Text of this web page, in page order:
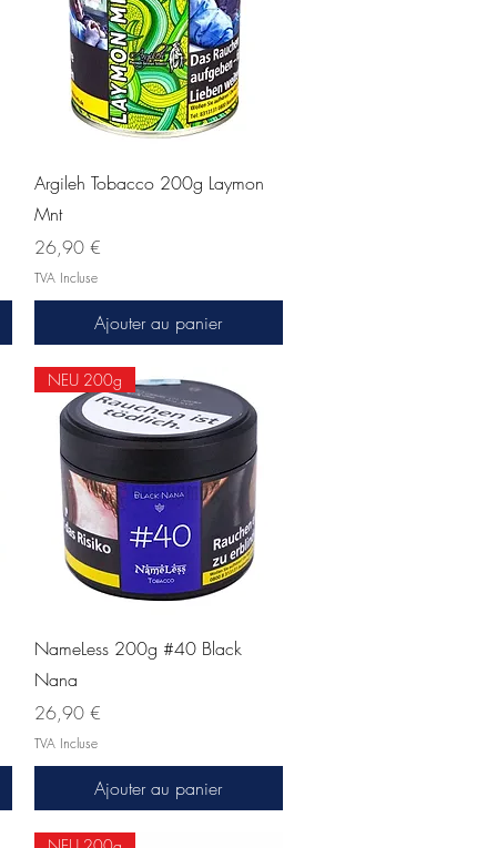
Aperçu rapide
Argileh Tobacco 200g Laymon
Mnt
Prix
26,90 €
TVA Incluse
Ajouter au panier
Aperçu rapide
NEU 200g
NameLess 200g #40 Black
Nana
Prix
26,90 €
TVA Incluse
Ajouter au panier